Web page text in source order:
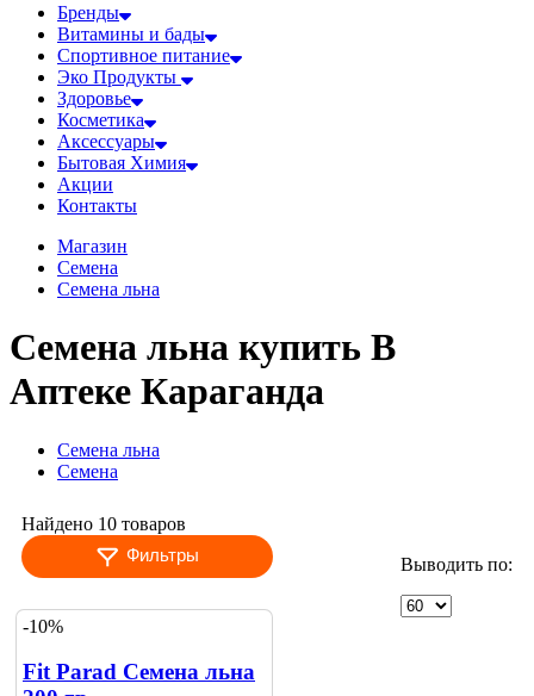
Бренды
Витамины и бады
Спортивное питание
Эко Продукты
Здоровье
Косметика
Аксессуары
Бытовая Химия
Акции
Контакты
Магазин
Семена
Семена льна
Семена льна купить В
Аптеке Караганда
Семена льна
Семена
Найдено 10 товаров
Фильтры
Выводить по:
-10%
Fit Parad Семена льна